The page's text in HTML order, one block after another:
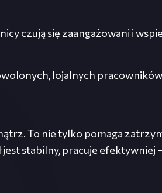
czują się zaangażowani i
lojalnych
To nie tylko pomaga
stabilny, pracuje efektywniej